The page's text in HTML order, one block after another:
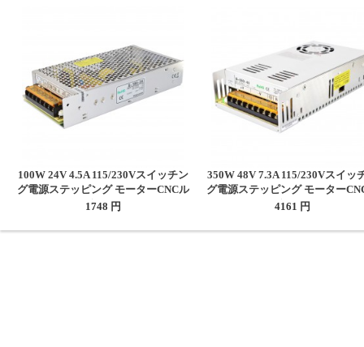
100W 24V 4.5A 115/230Vスイッチン
グ電源ステッピング モーターCNCル
ータキット
1748 円
350W 48V 7.3A 115/230Vスイッ
グ電源ステッピング モーター
ータキット
4161 円